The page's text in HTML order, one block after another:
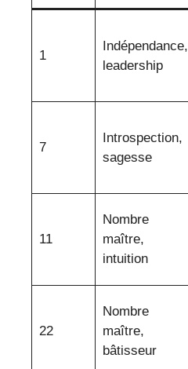
1
Indépendance,
leadership
7
Introspection,
sagesse
11
Nombre
maître,
intuition
22
Nombre
maître,
bâtisseur